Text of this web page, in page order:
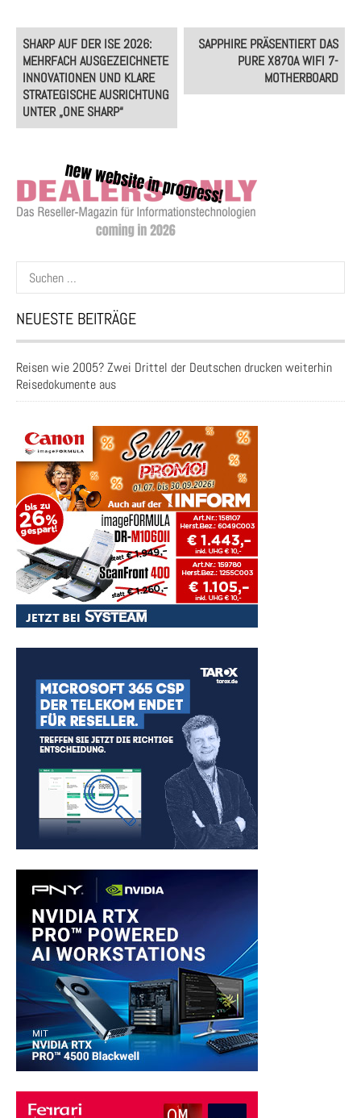
Post
navigation
SHARP AUF DER ISE 2026:
MEHRFACH AUSGEZEICHNETE
INNOVATIONEN UND KLARE
STRATEGISCHE AUSRICHTUNG
UNTER „ONE SHARP“
SAPPHIRE PRÄSENTIERT DAS
PURE X870A WIFI 7-
MOTHERBOARD
Suchen
nach:
NEUESTE BEITRÄGE
Reisen wie 2005? Zwei Drittel der Deutschen drucken weiterhin
Reisedokumente aus